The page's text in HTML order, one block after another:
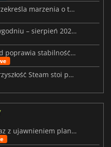
Wyciek ceny Steam Frame przekreśla marzenia o tanim zestawie VR
Premiery gier wideo w tym tygodniu – sierpień 2026 r. (32. tydzień)
Nowa aktualizacja w Palworld poprawia stabilność Sunreach i walk z bossami
Projekt Helix znów w grze, przyszłość Steam stoi pod znakiem zapytania
MARVEL Tōkon debiutuje wraz z ujawnieniem planu rozwoju na pierwszy rok